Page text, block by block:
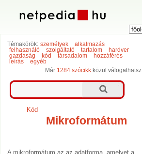
Témakörök: személyek
alkalmazás
felhasználó
szolgáltató tartalom
hardver
gazdaság
kód társadalom
hozzáférés
leírás
egyéb
Már 1284 szócikk közül válogathatsz.
Kód
Mikroformátum
A mikroformátum az az adatforma, amelyet a